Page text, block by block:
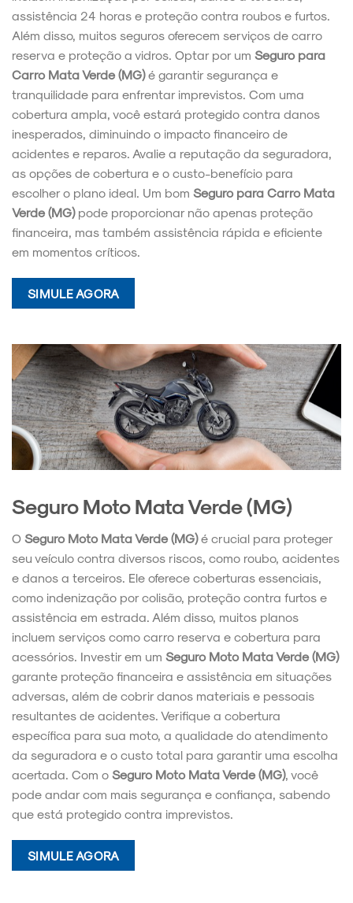
assistência 24 horas e proteção contra roubos e furtos.
Além disso, muitos seguros oferecem serviços de carro
reserva e proteção a vidros. Optar por um Seguro para
Carro Mata Verde (MG)é garantir segurança e
tranquilidade para enfrentar imprevistos. Com uma
cobertura ampla, você estará protegido contra danos
inesperados, diminuindo o impacto financeiro de
acidentes e reparos. Avalie a reputação da seguradora,
as opções de cobertura e o custo-benefício para
escolher o plano ideal. Um bom Seguro para Carro Mata
Verde (MG)pode proporcionar não apenas proteção
financeira, mas também assistência rápida e eficiente
em momentos críticos.
SIMULE AGORA
Seguro Moto Mata Verde (MG)
O Seguro Moto Mata Verde (MG)é crucial para proteger
seu veículo contra diversos riscos, como roubo, acidentes
e danos a terceiros. Ele oferece coberturas essenciais,
como indenização por colisão, proteção contra furtos e
assistência em estrada. Além disso, muitos planos
incluem serviços como carro reserva e cobertura para
acessórios. Investir em um Seguro Moto Mata Verde (MG)
garante proteção financeira e assistência em situações
adversas, além de cobrir danos materiais e pessoais
resultantes de acidentes. Verifique a cobertura
específica para sua moto, a qualidade do atendimento
da seguradora e o custo total para garantir uma escolha
acertada. Com o Seguro Moto Mata Verde (MG), você
pode andar com mais segurança e confiança, sabendo
que está protegido contra imprevistos.
SIMULE AGORA